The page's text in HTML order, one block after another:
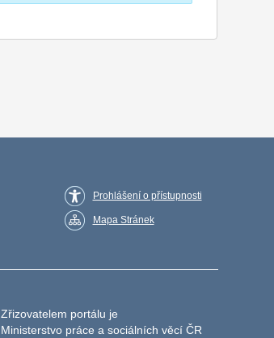
Prohlášení o přístupnosti
Mapa Stránek
Zřizovatelem portálu je
Ministerstvo práce a sociálních věcí ČR